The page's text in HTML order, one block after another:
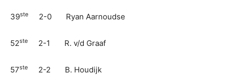
39ste 2-0 Ryan Aarnoudse
52ste 2-1 R. v/d Graaf
57ste 2-2 B. Houdijk